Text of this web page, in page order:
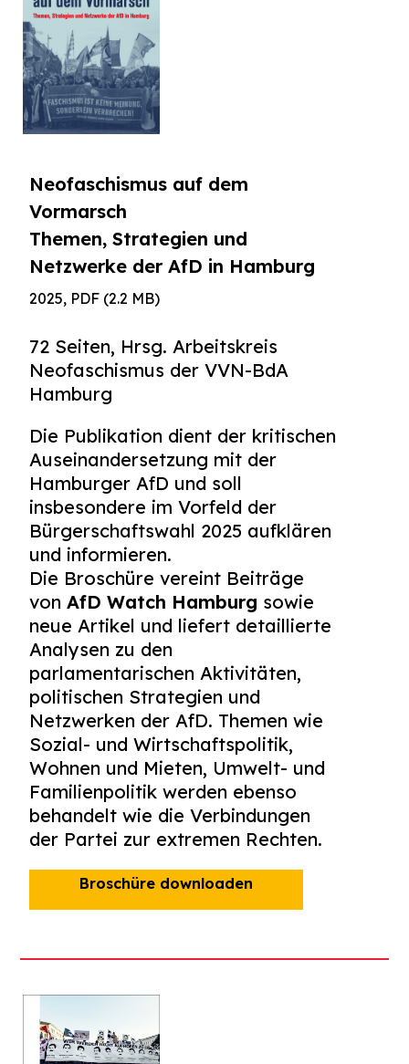
Neofaschismus auf dem
Vormarsch
Themen, Strategien und
Netzwerke der AfD in Hamburg
2025, PDF (2.2 MB)
72 Seiten, Hrsg. Arbeitskreis
Neofaschismus der VVN-BdA
Hamburg
Die Publikation dient der kritischen
Auseinandersetzung mit der
Hamburger AfD und soll
insbesondere im Vorfeld der
Bürgerschaftswahl 2025 aufklären
und informieren.
Die Broschüre vereint Beiträge
vonAfD Watch Hamburg sowie
neue Artikel und liefert detaillierte
Analysen zu den
parlamentarischen Aktivitäten,
politischen Strategien und
Netzwerken der AfD. Themen wie
Sozial- und Wirtschaftspolitik,
Wohnen und Mieten, Umwelt- und
Familienpolitik werden ebenso
behandelt wie die Verbindungen
der Partei zur extremen Rechten.
Broschüre downloaden